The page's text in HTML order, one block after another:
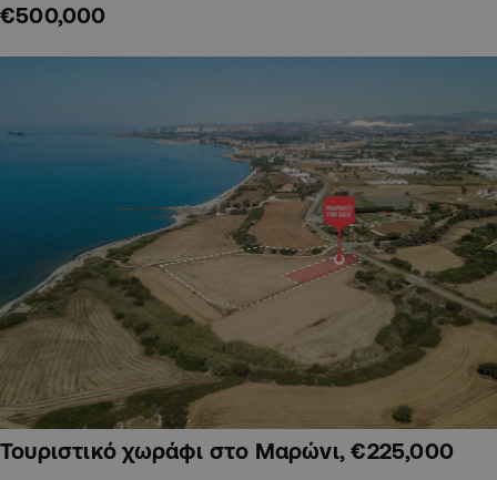
€500,000
Τουριστικό χωράφι στο Μαρώνι, €225,000